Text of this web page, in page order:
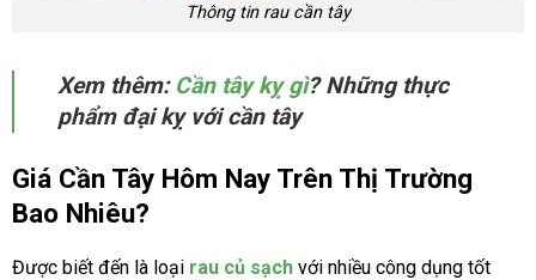
Thông tin rau cần tây
Xem thêm: Cần tây kỵ gì? Những thực
phẩm đại kỵ với cần tây
Giá Cần Tây Hôm Nay Trên Thị Trường
Bao Nhiêu?
Được biết đến là loại rau củ sạch với nhiều công dụng tốt